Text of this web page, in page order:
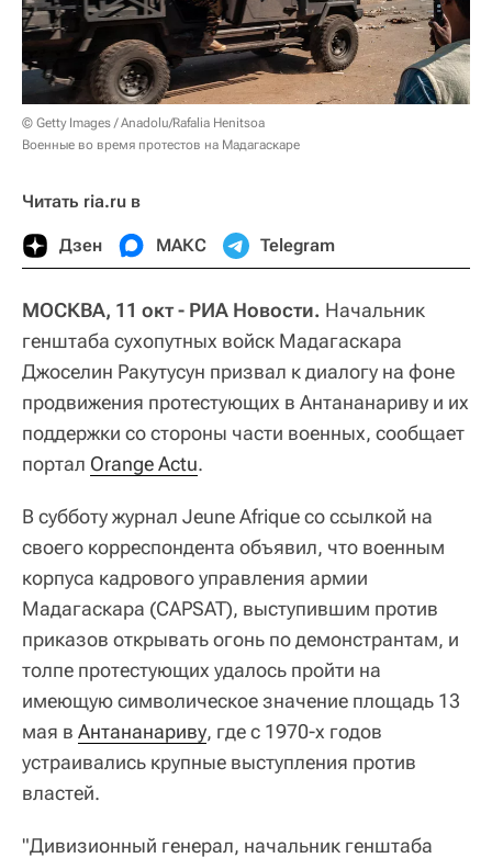
© Getty Images / Anadolu/Rafalia Henitsoa
Военные во время протестов на Мадагаскаре
Читать ria.ru в
Дзен МАКС Telegram
МОСКВА, 11 окт - РИА Новости. Начальник
генштаба сухопутных войск Мадагаскара
Джоселин Ракутусун призвал к диалогу на фоне
продвижения протестующих в Антананариву и их
поддержки со стороны части военных, сообщает
портал Orange Actu.
В субботу журнал Jeune Afrique со ссылкой на
своего корреспондента объявил, что военным
корпуса кадрового управления армии
Мадагаскара (CAPSAT), выступившим против
приказов открывать огонь по демонстрантам, и
толпе протестующих удалось пройти на
имеющую символическое значение площадь 13
мая в Антананариву, где с 1970-х годов
устраивались крупные выступления против
властей.
"Дивизионный генерал, начальник генштаба